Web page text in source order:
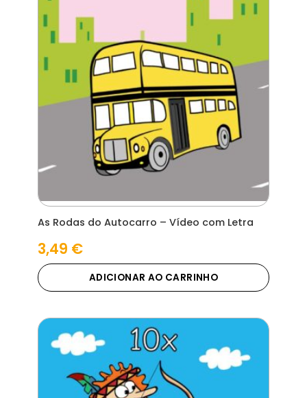
As Rodas do Autocarro – Vídeo com Letra
3,49 €
ADICIONAR AO CARRINHO